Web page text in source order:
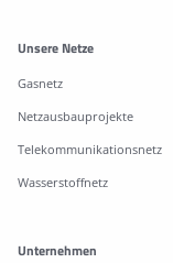
Weitere
Unsere Netze
Gasnetz
Netzausbauprojekte
Telekommunikationsnetz
Wasserstoffnetz
Unternehmen